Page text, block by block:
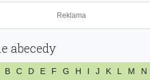
abecedy
B C D E F G H I J K L M
N